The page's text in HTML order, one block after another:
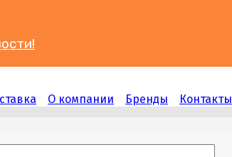
О компании Бренды Контакты